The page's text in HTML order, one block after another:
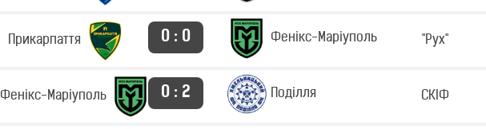
Прикарпаття 0 : 0 Фенікс-Маріуполь "Рух"
Фенікс-Маріуполь 0 : 2 Поділля СКІФ